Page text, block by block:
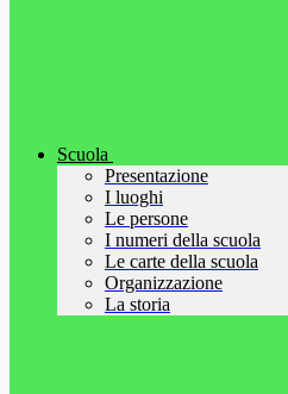
Scuola
Presentazione
I luoghi
Le persone
I numeri della scuola
Le carte della scuola
Organizzazione
La storia